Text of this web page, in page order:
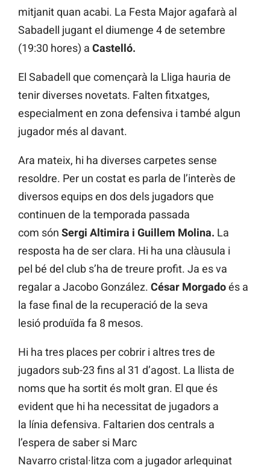
mitjanit quan acabi. La Festa Major agafarà al
Sabadell jugant el diumenge 4 de setembre
(19:30 hores) a Castelló.
El Sabadell que començarà la Lliga hauria de
tenir diverses novetats. Falten fitxatges,
especialment en zona defensiva i també algun
jugador més al davant.
Ara mateix, hi ha diverses carpetes sense
resoldre. Per un costat es parla de l’interès de
diversos equips en dos dels jugadors que
continuen de la temporada passada
com són Sergi Altimira i Guillem Molina. La
resposta ha de ser clara. Hi ha una clàusula i
pel bé del club s’ha de treure profit. Ja es va
regalar a Jacobo González. César Morgadoés a
la fase final de la recuperació de la seva
lesió produïda fa 8 mesos.
Hi ha tres places per cobrir i altres tres de
jugadors sub-23 fins al 31 d’agost. La llista de
noms que ha sortit és molt gran. El que és
evident que hi ha necessitat de jugadors a
la línia defensiva. Faltarien dos centrals a
l’espera de saber si Marc
Navarro cristal·litza com a jugador arlequinat